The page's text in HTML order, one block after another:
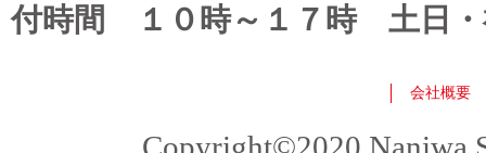
付時間 １０時～１７時 土日・
会社概要